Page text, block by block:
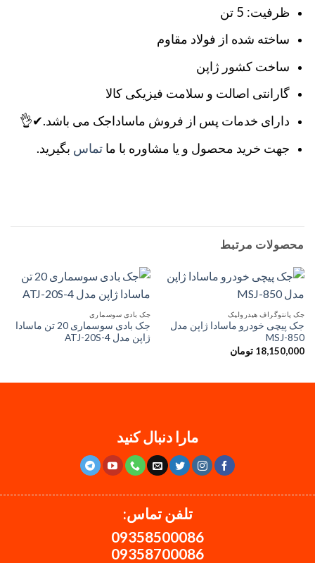
ظرفیت: 5 تن
ساخته شده از فولاد مقاوم
ساخت کشور ژاپن
گارانتی اصالت و سلامت فیزیکی کالا
دارای خدمات پس از فروش ماساداجک می باشد.✔👌
جهت خرید محصول و یا مشاوره با ما تماس بگیرید.
محصولات مرتبط
جک پانتوگراف هیدرولیک
جک پیچی خودرو ماسادا ژاپن مدل
MSJ-850
18,150,000 تومان
جک بادی سوسماری
جک بادی سوسماری 20 تن ماسادا
ژاپن مدل ATJ-20S-4
مارا دنبال کنید
تلفن تماس:
09358500086
09358700086